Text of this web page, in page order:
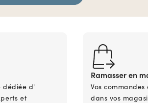
dédiée d'
et
Ramasser en
Vos
dans vos